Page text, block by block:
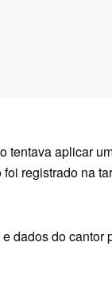
tentava aplicar
registrado na
dados do